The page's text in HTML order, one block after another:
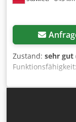
Zustand: sehr gut
Funktionsfähigkeit:
Trockner ALUP
2017. Nettopreis: